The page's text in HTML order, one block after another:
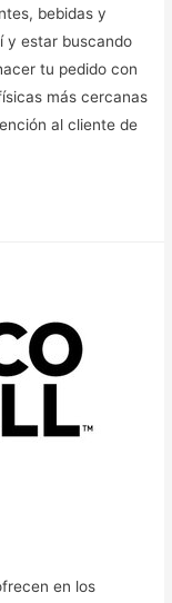
bebidas y
y estar buscando
tu pedido con
más cercanas
al cliente de
en los